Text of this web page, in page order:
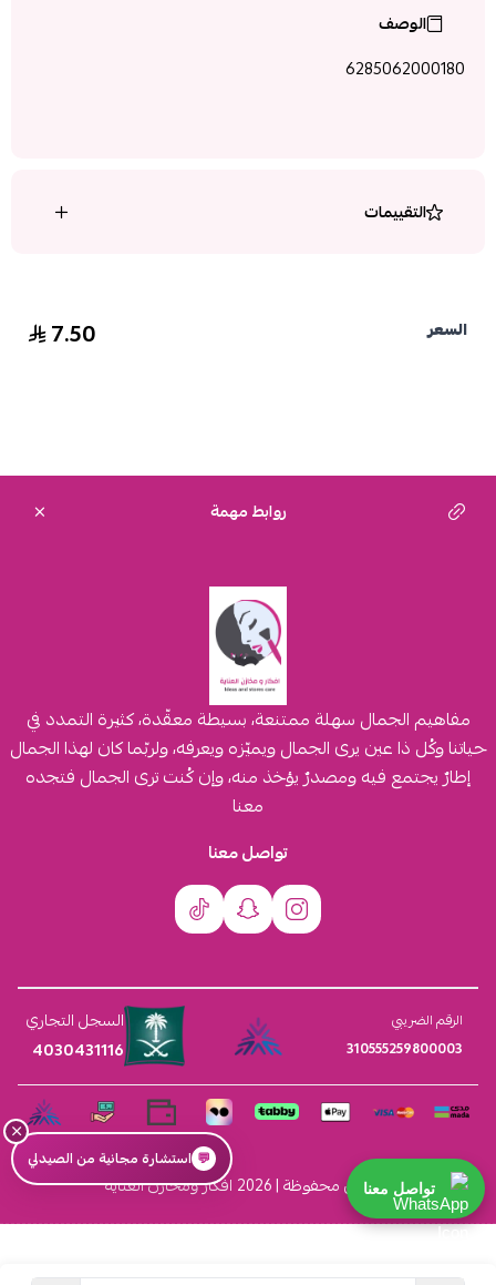
الوصف
6285062000180
التقييمات
السعر 7.50
روابط مهمة
مفاهيم الجمال سهلة ممتنعة، بسيطة معقّدة، كثيرة التمدد في
حياتنا وكُل ذا عين يرى الجمال ويميّزه ويعرفه، ولربّما كان لهذا الجمال
إطارٌ يجتمع فيه ومصدرٌ يؤخذ منه، وإن كُنت ترى الجمال فتجده
معنا
تواصل معنا
الرقم الضريبي
310555259800003
السجل التجاري
4030431116
الحقوق محفوظة | 2026 افكار ومخازن العناية
×
💬 استشارة مجانية من الصيدلي
تواصل معنا